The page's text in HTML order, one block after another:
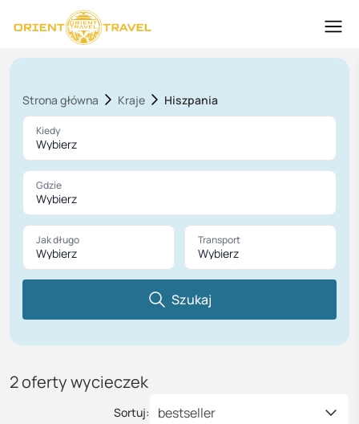
Strona główna Kraje Hiszpania
Kiedy
Wybierz
Gdzie
Wybierz
Jak długo
Wybierz
Transport
Wybierz
Szukaj
2oferty wycieczek
Sortuj: bestseller